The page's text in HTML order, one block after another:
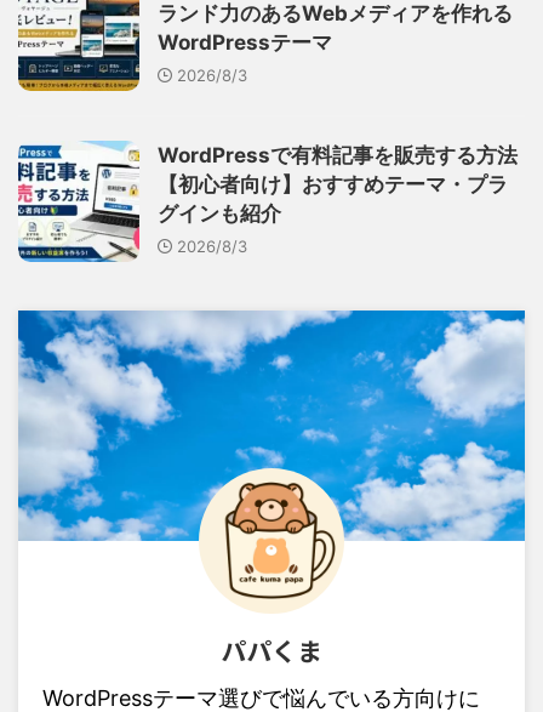
ランド力のあるWebメディアを作れる
WordPressテーマ
2026/8/3
WordPressで有料記事を販売する方法
【初心者向け】おすすめテーマ・プラ
グインも紹介
2026/8/3
パパくま
WordPressテーマ選びで悩んでいる方向けに